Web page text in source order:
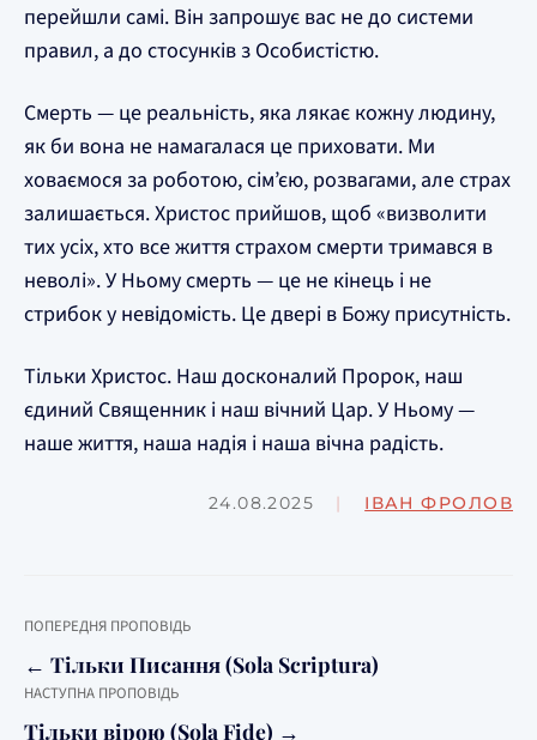
перейшли самі. Він запрошує вас не до системи
правил, а до стосунків з Особистістю.
Смерть — це реальність, яка лякає кожну людину,
як би вона не намагалася це приховати. Ми
ховаємося за роботою, сім’єю, розвагами, але страх
залишається. Христос прийшов, щоб «визволити
тих усіх, хто все життя страхом смерти тримався в
неволі». У Ньому смерть — це не кінець і не
стрибок у невідомість. Це двері в Божу присутність.
Тільки Христос. Наш досконалий Пророк, наш
єдиний Священник і наш вічний Цар. У Ньому —
наше життя, наша надія і наша вічна радість.
24.08.2025 | ІВАН ФРОЛОВ
ПОПЕРЕДНЯ ПРОПОВІДЬ
← Тільки Писання (Sola Scriptura)
НАСТУПНА ПРОПОВІДЬ
Тільки вірою (Sola Fide) →